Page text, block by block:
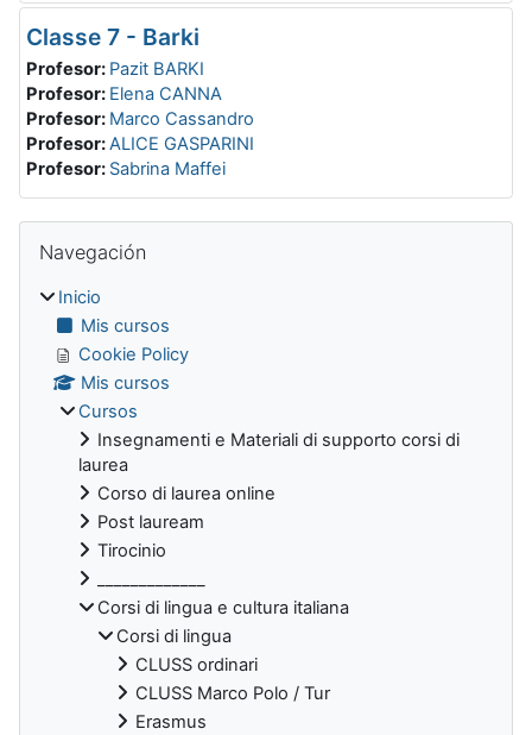
Classe 7 - Barki
Profesor: Pazit BARKI
Profesor: Elena CANNA
Profesor: Marco Cassandro
Profesor:ALICE GASPARINI
Profesor: Sabrina Maffei
Bloques
Navegación
Inicio
Mis cursos
Cookie Policy
Mis cursos
Cursos
Insegnamenti e Materiali di supporto corsi di
laurea
Corso di laurea online
Post lauream
Tirocinio
Corsi di lingua e cultura italiana
Corsi di lingua
CLUSS ordinari
CLUSS Marco Polo / Tur
Erasmus